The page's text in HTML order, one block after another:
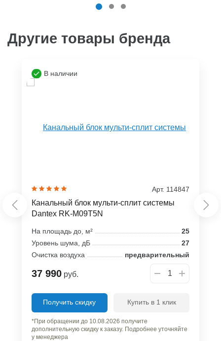
Другие товары бренда
В наличии
Арт. 114847
Канальный блок мульти-сплит системы
Dantex RK-M09T5N
На площадь до, м²
25
Уровень шума, дБ
27
Очистка воздуха
предварительный
37 990 руб.
Получить скидку Купить в 1 клик
*При обращении до 10.08.2026 получите
дополнительную скидку к заказу. Подробнее уточняйте
у менеджера